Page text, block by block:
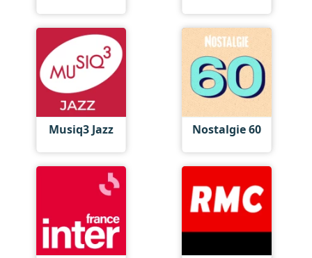
Musiq3 Jazz Nostalgie 60